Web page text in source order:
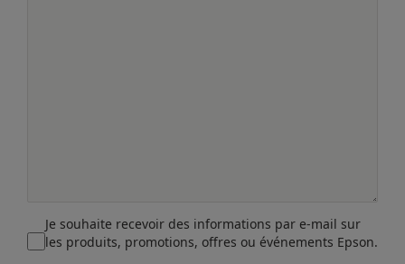
Je souhaite recevoir des informations par e-mail sur
les produits, promotions, offres ou événements Epson.